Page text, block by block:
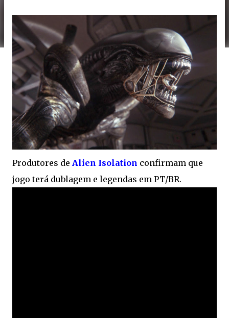
Produtores de Alien Isolation confirmam que
jogo terá dublagem e legendas em PT/BR.